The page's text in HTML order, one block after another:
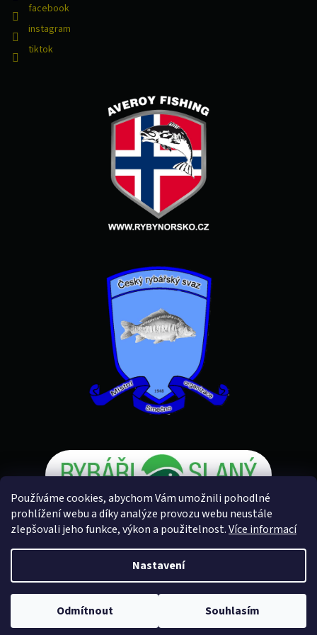
Používáme cookies, abychom Vám umožnili pohodlné
prohlížení webu a díky analýze provozu webu neustále
zlepšovali jeho funkce, výkon a použitelnost.Více informací
Nastavení
Odmítnout Souhlasím
facebook
instagram
tiktok
Copyright 2026Rybářské potřeby U Petra. Všechna práva